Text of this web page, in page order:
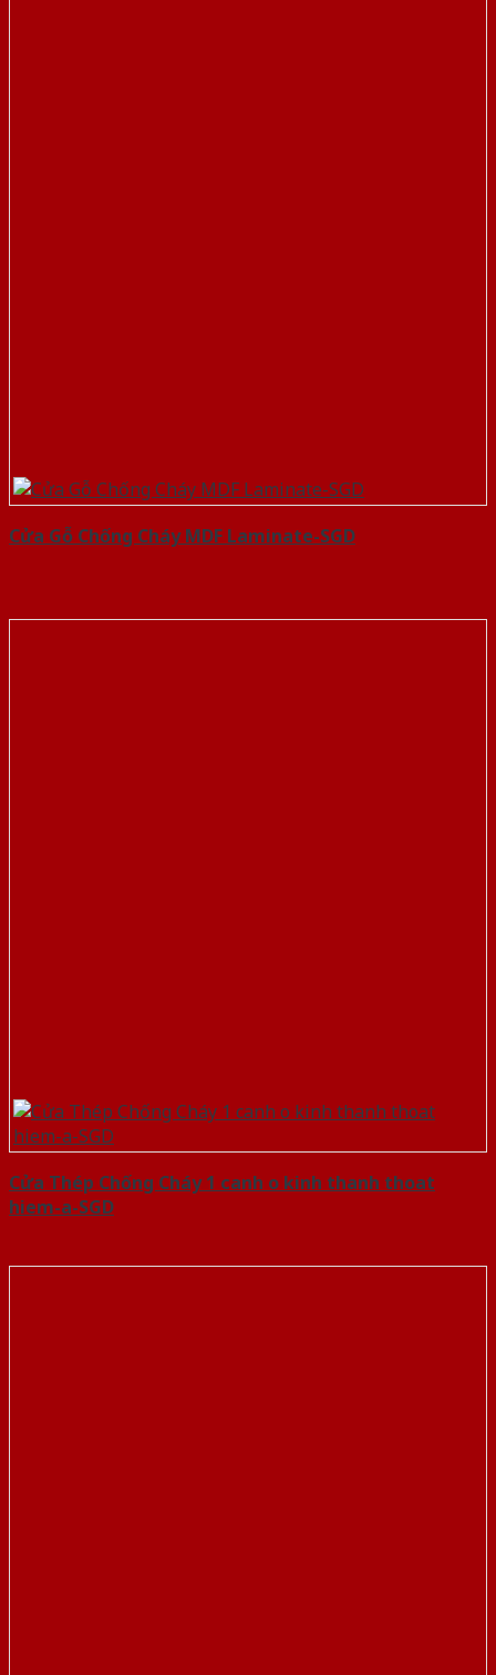
Cửa Gỗ Chống Cháy MDF Laminate-SGD
Cửa Thép Chống Cháy 1 canh o kinh thanh thoat
hiem-a-SGD